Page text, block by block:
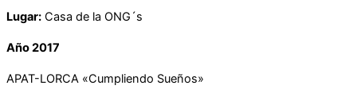
Lugar: Casa de la ONG´s
Año 2017
APAT-LORCA «Cumpliendo Sueños»